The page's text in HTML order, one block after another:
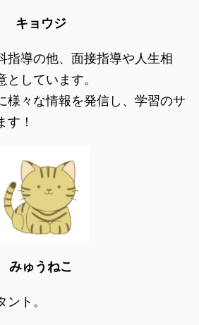
キョウジ
指導の他、面接指導や人生相
しています。
様々な情報を発信し、学習のサ
す！
みゅうねこ
ト。